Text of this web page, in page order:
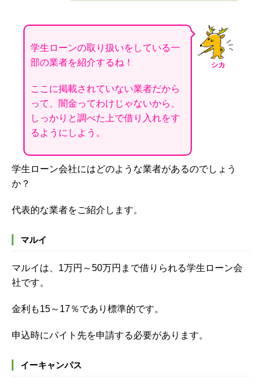
シカ
学生ローンの取り扱いをしている一
部の業者を紹介するね！
ここに掲載されていない業者だから
って、闇金ってわけじゃないから、
しっかりと調べた上で借り入れをす
るようにしよう。
学生ローン会社にはどのような業者があるのでしょう
か？
代表的な業者をご紹介します。
マルイ
マルイは、1万円～50万円まで借りられる学生ローン会
社です。
金利も15～17％であり標準的です。
申込時にバイト先を申請する必要があります。
イーキャンパス